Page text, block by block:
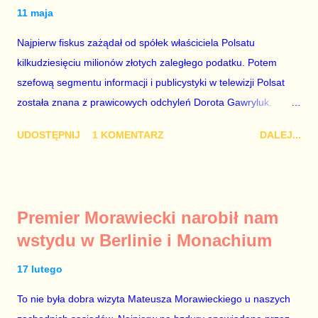
11 maja
Najpierw fiskus zażądał od spółek właściciela Polsatu
kilkudziesięciu milionów złotych zaległego podatku. Potem
szefową segmentu informacji i publicystyki w telewizji Polsat
została znana z prawicowych odchyleń Dorota Gawryluk.
marionetka partii rządzącej, żona agenta SB, który jest obecnie
tylko tam, gdzie nie ma trudnych pytań. Taki obrót spraw
przyjmuję ze smutkiem. Właściciela Polsatu – Zygmunta
znowu dał się złamać partii Jarosława Kaczyńskiego. Znowu,
UDOSTĘPNIJ 1 KOMENTARZ DALEJ...
Premier Morawiecki narobił nam
wstydu w Berlinie i Monachium
17 lutego
To nie była dobra wizyta Mateusza Morawieckiego u naszych